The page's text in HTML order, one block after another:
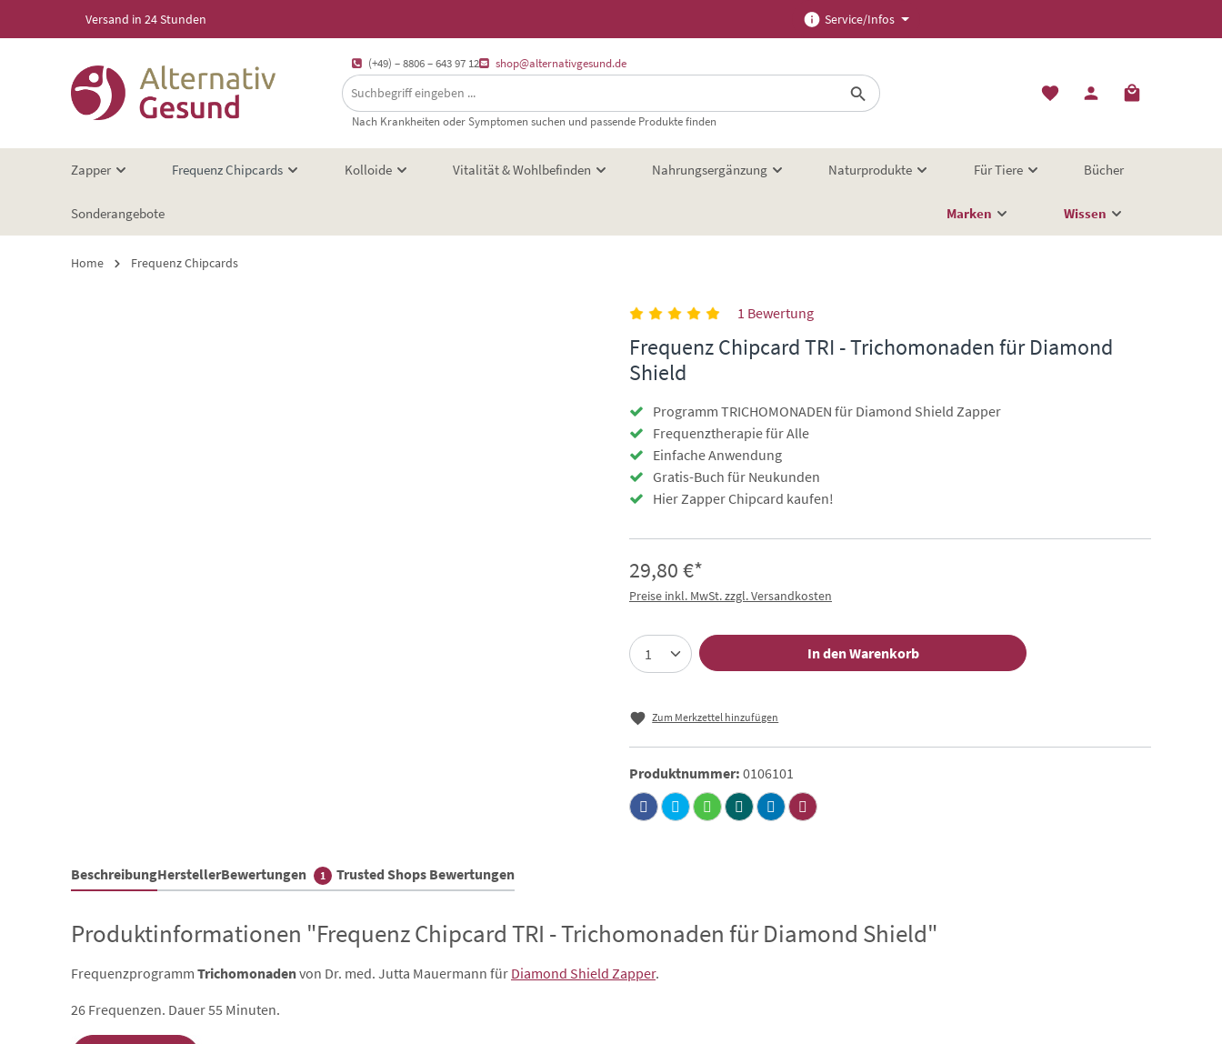
Zur Hauptnavigation springen
Versand in 24 Stunden Service/Infos
(+49) – 8806 – 643 97 12 shop@alternativgesund.de
Nach Krankheiten oder Symptomen suchen und passende Produkte finden
Zapper Frequenz Chipcards Kolloide Vitalität & Wohlbefinden Nahrungsergänzung Naturprodukte Für Tiere Bücher
Sonderangebote Marken Wissen
Home Frequenz Chipcards
1 Bewertung
Frequenz Chipcard TRI - Trichomonaden für Diamond
Shield
Programm TRICHOMONADEN für Diamond Shield Zapper
Frequenztherapie für Alle
Einfache Anwendung
Gratis-Buch für Neukunden
Hier Zapper Chipcard kaufen!
29,80 €*
Preise inkl. MwSt. zzgl. Versandkosten
In den Warenkorb
Zum Merkzettel hinzufügen
Produktnummer: 0106101
BeschreibungHerstellerBewertungen 1 Trusted Shops Bewertungen
Produktinformationen "Frequenz Chipcard TRI - Trichomonaden für Diamond Shield"
Frequenzprogramm Trichomonadenvon Dr. med. Jutta Mauermann für Diamond Shield Zapper.
26 Frequenzen. Dauer 55 Minuten.